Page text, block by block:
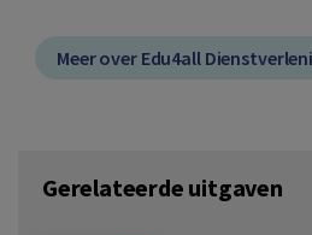
Meer over Edu4all
Gerelateerde uitgaven